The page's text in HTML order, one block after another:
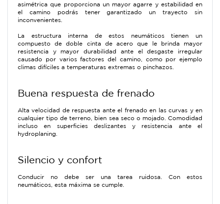
asimétrica que proporciona un mayor agarre y estabilidad en
el camino podrás tener garantizado un trayecto sin
inconvenientes.
La estructura interna de estos neumáticos tienen un
compuesto de doble cinta de acero que le brinda mayor
resistencia y mayor durabilidad ante el desgaste irregular
causado por varios factores del camino, como por ejemplo
climas difíciles a temperaturas extremas o pinchazos.
Buena respuesta de frenado
Alta velocidad de respuesta ante el frenado en las curvas y en
cualquier tipo de terreno, bien sea seco o mojado. Comodidad
incluso en superficies deslizantes y resistencia ante el
hydroplaning.
Silencio y confort
Conducir no debe ser una tarea ruidosa. Con estos
neumáticos, esta máxima se cumple.